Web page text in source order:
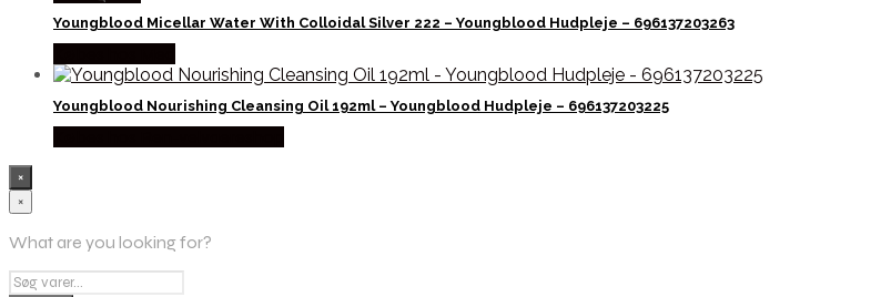
Youngblood Micellar Water With Colloidal Silver 222 – Youngblood Hudpleje – 696137203263
Youngblood Nourishing Cleansing Oil 192ml – Youngblood Hudpleje – 696137203225
×
×
What are you looking for?